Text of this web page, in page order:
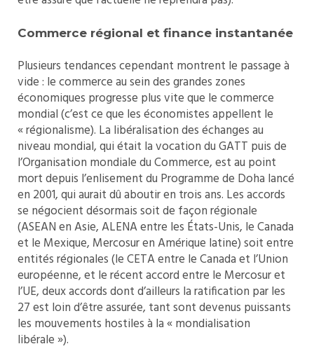
Commerce régional et finance instantanée
Plusieurs tendances cependant montrent le passage à
vide : le commerce au sein des grandes zones
économiques progresse plus vite que le commerce
mondial (c’est ce que les économistes appellent le
« régionalisme). La libéralisation des échanges au
niveau mondial, qui était la vocation du GATT puis de
l’Organisation mondiale du Commerce, est au point
mort depuis l’enlisement du Programme de Doha lancé
en 2001, qui aurait dû aboutir en trois ans. Les accords
se négocient désormais soit de façon régionale
(ASEAN en Asie, ALENA entre les États-Unis, le Canada
et le Mexique, Mercosur en Amérique latine) soit entre
entités régionales (le CETA entre le Canada et l’Union
européenne, et le récent accord entre le Mercosur et
l’UE, deux accords dont d’ailleurs la ratification par les
27 est loin d’être assurée, tant sont devenus puissants
les mouvements hostiles à la « mondialisation
libérale »).